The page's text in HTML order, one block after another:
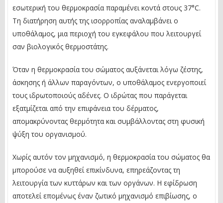
εσωτερική του θερμοκρασία παραμένει κοντά στους 37°C.
Τη διατήρηση αυτής της ισορροπίας αναλαμβάνει ο
υποθάλαμος, μια περιοχή του εγκεφάλου που λειτουργεί
σαν βιολογικός θερμοστάτης.
Όταν η θερμοκρασία του σώματος αυξάνεται λόγω ζέστης,
άσκησης ή άλλων παραγόντων, ο υποθάλαμος ενεργοποιεί
τους ιδρωτοποιούς αδένες. Ο ιδρώτας που παράγεται
εξατμίζεται από την επιφάνεια του δέρματος,
απομακρύνοντας θερμότητα και συμβάλλοντας στη φυσική
ψύξη του οργανισμού.
Χωρίς αυτόν τον μηχανισμό, η θερμοκρασία του σώματος θα
μπορούσε να αυξηθεί επικίνδυνα, επηρεάζοντας τη
λειτουργία των κυττάρων και των οργάνων. Η εφίδρωση
αποτελεί επομένως έναν ζωτικό μηχανισμό επιβίωσης, ο